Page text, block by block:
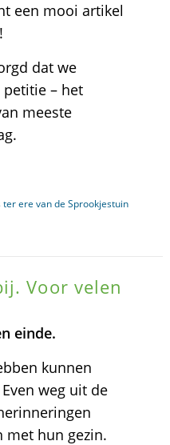
een mooi artikel
dat we
petitie – het
meeste
ter ere van de Sprookjestuin
Voor velen
einde.
kunnen
weg uit de
met hun gezin.